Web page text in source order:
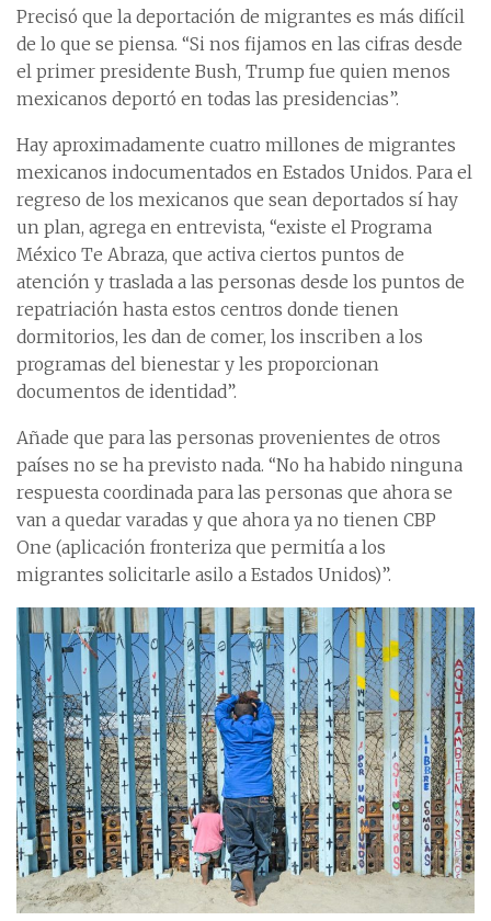
Precisó que la deportación de migrantes es más difícil
de lo que se piensa. “Si nos fijamos en las cifras desde
el primer presidente Bush, Trump fue quien menos
mexicanos deportó en todas las presidencias”.
Hay aproximadamente cuatro millones de migrantes
mexicanos indocumentados en Estados Unidos. Para el
regreso de los mexicanos que sean deportados sí hay
un plan, agrega en entrevista, “existe el Programa
México Te Abraza, que activa ciertos puntos de
atención y traslada a las personas desde los puntos de
repatriación hasta estos centros donde tienen
dormitorios, les dan de comer, los inscriben a los
programas del bienestar y les proporcionan
documentos de identidad”.
Añade que para las personas provenientes de otros
países no se ha previsto nada. “No ha habido ninguna
respuesta coordinada para las personas que ahora se
van a quedar varadas y que ahora ya no tienen CBP
One (aplicación fronteriza que permitía a los
migrantes solicitarle asilo a Estados Unidos)”.